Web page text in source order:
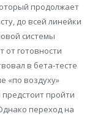
продолжает
до всей линейки
системы
от готовности
в бета-тесте
«по воздуху»
пройти
переход на